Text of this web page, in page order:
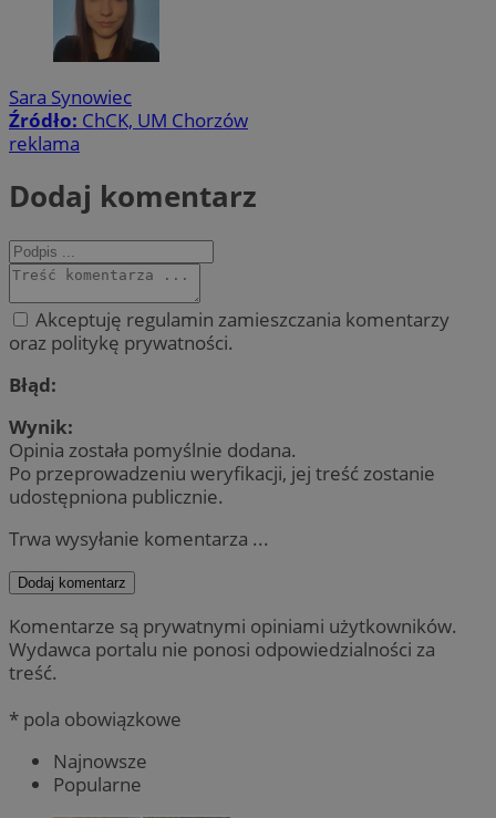
Sara Synowiec
Źródło: ChCK, UM Chorzów
reklama
Dodaj komentarz
Akceptuję regulamin zamieszczania komentarzy
oraz politykę prywatności.
Błąd:
Wynik:
Opinia została pomyślnie dodana.
Po przeprowadzeniu weryfikacji, jej treść zostanie
udostępniona publicznie.
Trwa wysyłanie komentarza ...
Dodaj komentarz
Komentarze są prywatnymi opiniami użytkowników.
Wydawca portalu nie ponosi odpowiedzialności za
treść.
* pola obowiązkowe
Najnowsze
Popularne